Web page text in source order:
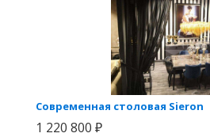
Современная столовая Sieron
1 220 800 ₽